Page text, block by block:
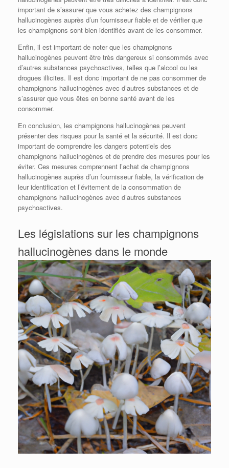
important de s’assurer que vous achetez des champignons
hallucinogènes auprès d’un fournisseur fiable et de vérifier que
les champignons sont bien identifiés avant de les consommer.
Enfin, il est important de noter que les champignons
hallucinogènes peuvent être très dangereux si consommés avec
d’autres substances psychoactives, telles que l’alcool ou les
drogues illicites. Il est donc important de ne pas consommer de
champignons hallucinogènes avec d’autres substances et de
s’assurer que vous êtes en bonne santé avant de les
consommer.
En conclusion, les champignons hallucinogènes peuvent
présenter des risques pour la santé et la sécurité. Il est donc
important de comprendre les dangers potentiels des
champignons hallucinogènes et de prendre des mesures pour les
éviter. Ces mesures comprennent l’achat de champignons
hallucinogènes auprès d’un fournisseur fiable, la vérification de
leur identification et l’évitement de la consommation de
champignons hallucinogènes avec d’autres substances
psychoactives.
Les législations sur les champignons
hallucinogènes dans le monde